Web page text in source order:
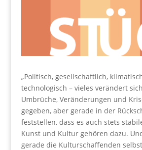
„Politisch, gesellschaftlich,
technologisch – vieles verändert
Umbrüche, Veränderungen und
gegeben, aber gerade in der
feststellen, dass es auch stets
Kunst und Kultur gehören dazu.
gerade die Kulturschaffenden